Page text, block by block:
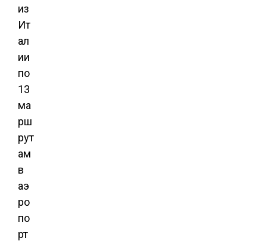
из
Ит
ал
ии
по
13
ма
рш
рут
ам
в
аэ
ро
по
рт